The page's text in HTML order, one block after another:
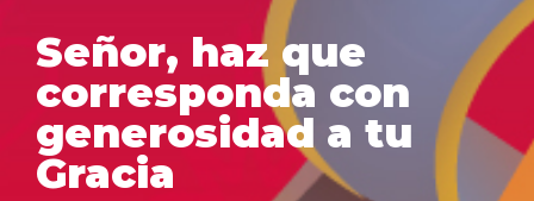
Señor, haz que
corresponda con
generosidad a tu
Gracia